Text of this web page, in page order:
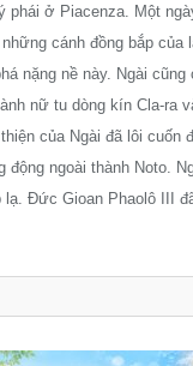
phái ở Piacenza. Một
cánh đồng bắp của
nặng nề này. Ngài
nữ tu dòng kín Cla-ra
của Ngài đã lôi cuốn
ngoài thành Noto.
Đức Gioan Phaolô III